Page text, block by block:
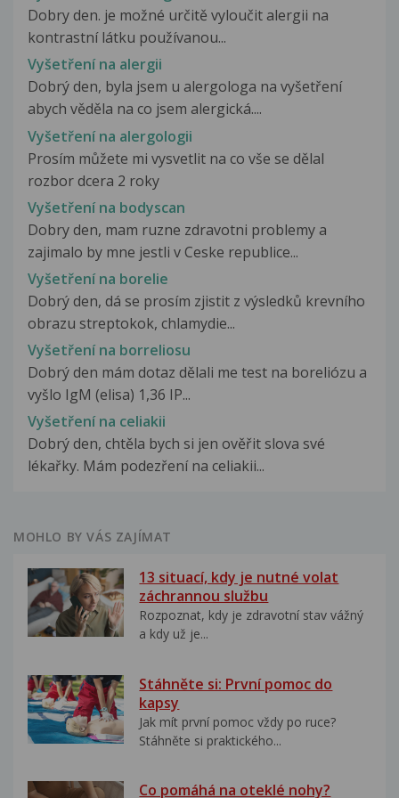
Dobry den. je možné určitě vyloučit alergii na
kontrastní látku používanou...
Vyšetření na alergii
Dobrý den, byla jsem u alergologa na vyšetření
abych věděla na co jsem alergická....
Vyšetření na alergologii
Prosím můžete mi vysvetlit na co vše se dělal
rozbor dcera 2 roky
Vyšetření na bodyscan
Dobry den, mam ruzne zdravotni problemy a
zajimalo by mne jestli v Ceske republice...
Vyšetření na borelie
Dobrý den, dá se prosím zjistit z výsledků krevního
obrazu streptokok, chlamydie...
Vyšetření na borreliosu
Dobrý den mám dotaz dělali me test na boreliózu a
vyšlo IgM (elisa) 1,36 IP...
Vyšetření na celiakii
Dobrý den, chtěla bych si jen ověřit slova své
lékařky. Mám podezření na celiakii...
MOHLO BY VÁS ZAJÍMAT
13 situací, kdy je nutné volat
záchrannou službu
Rozpoznat, kdy je zdravotní stav vážný
a kdy už je...
Stáhněte si: První pomoc do
kapsy
Jak mít první pomoc vždy po ruce?
Stáhněte si praktického...
Co pomáhá na oteklé nohy?